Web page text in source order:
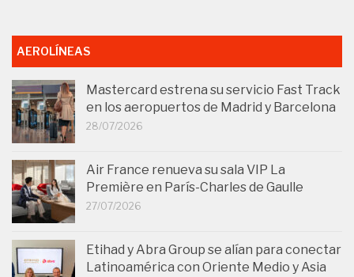
AEROLÍNEAS
Mastercard estrena su servicio Fast Track
en los aeropuertos de Madrid y Barcelona
28/07/2026
Air France renueva su sala VIP La
Première en París-Charles de Gaulle
27/07/2026
Etihad y Abra Group se alían para conectar
Latinoamérica con Oriente Medio y Asia